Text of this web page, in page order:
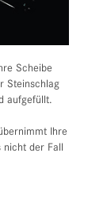
Scheibe
Steinschlag
aufgefüllt.
Ihre
nicht der Fall